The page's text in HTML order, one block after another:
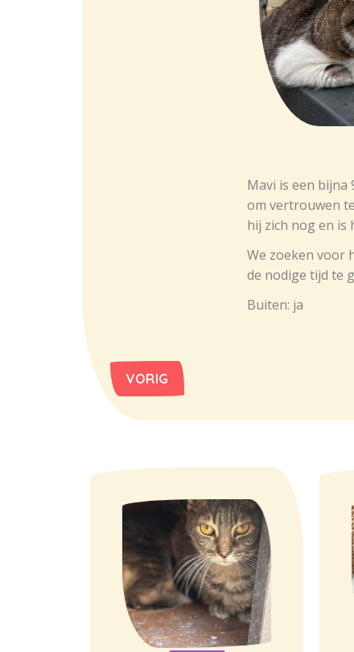
Mavi is een
om vertrouwen
hij zich nog en is
We zoeken voor
de nodige tijd te
Buiten: ja
VORIG